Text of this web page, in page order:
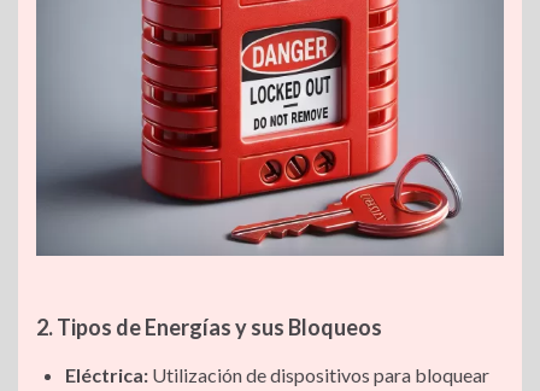
2. Tipos de Energías y sus Bloqueos
Eléctrica: Utilización de dispositivos para bloquear